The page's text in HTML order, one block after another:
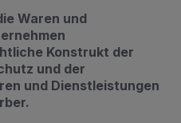
Waren und
Konstrukt der
und der
und Dienstleistungen